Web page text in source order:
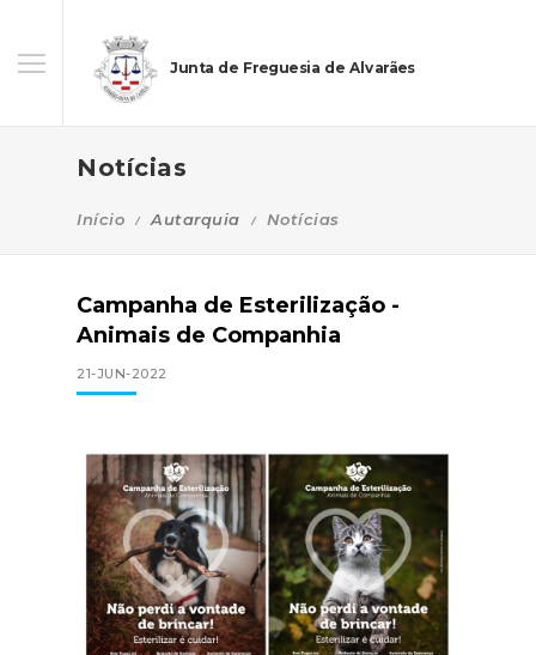
Junta de Freguesia de Alvarães
Notícias
Início Autarquia Notícias
Campanha de Esterilização -
Animais de Companhia
21-JUN-2022